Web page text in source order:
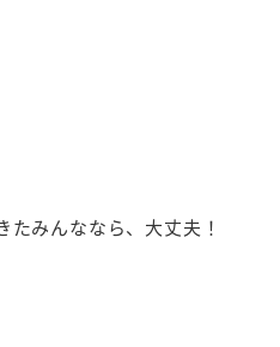
みんななら、大丈夫！